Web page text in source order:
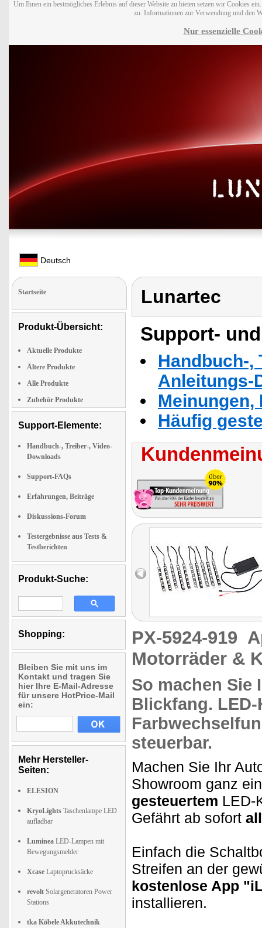
Um Ihnen ein bestmögliches Erlebnis auf dieser Website zu bieten setzen wir Cookies
zu. Informationen zur Verwendung und den
Nur essenzielle
Deutsch
Startseite
Produkt-Übersicht:
Aktuelle Produkte
Ältere Produkte
Alle Produkte
Zubehör Produkte
Support-Elemente:
Handbuch-, Treiber-, Video-
Downloads
Support-FAQs
Erfahrungen, Beiträge
Diskussions-Forum
Testergebnisse aus Tests &
Testberichten
Produkt-Suche:
Shopping:
Bleiben Sie mit uns im
Kontakt und tragen Sie
hier Ihre E-Mail-Adresse
für unsere HotPrice-Mail
ein:
Mehr Hersteller-
Seiten:
ELESION
KryoLights Taschenlampe LED
aufladbar
Luminea LED-Lampen mit
Bewegungsmelder
Xcase Laptoprucksäcke
revolt Solargeneratoren Power
Stations
tka Köbele Akkutechnik
Lunartec
Support-
Handbuch-,
Anleitungs-
Häufig
PX-5924-919
Motorräder &
So machen Sie
Blickfang.
steuerbar.
Machen Sie Ihr
Showroom ganz
gesteuertem
Gefährt ab sofort
Einfach die
Streifen an der
kostenlose App
installieren.